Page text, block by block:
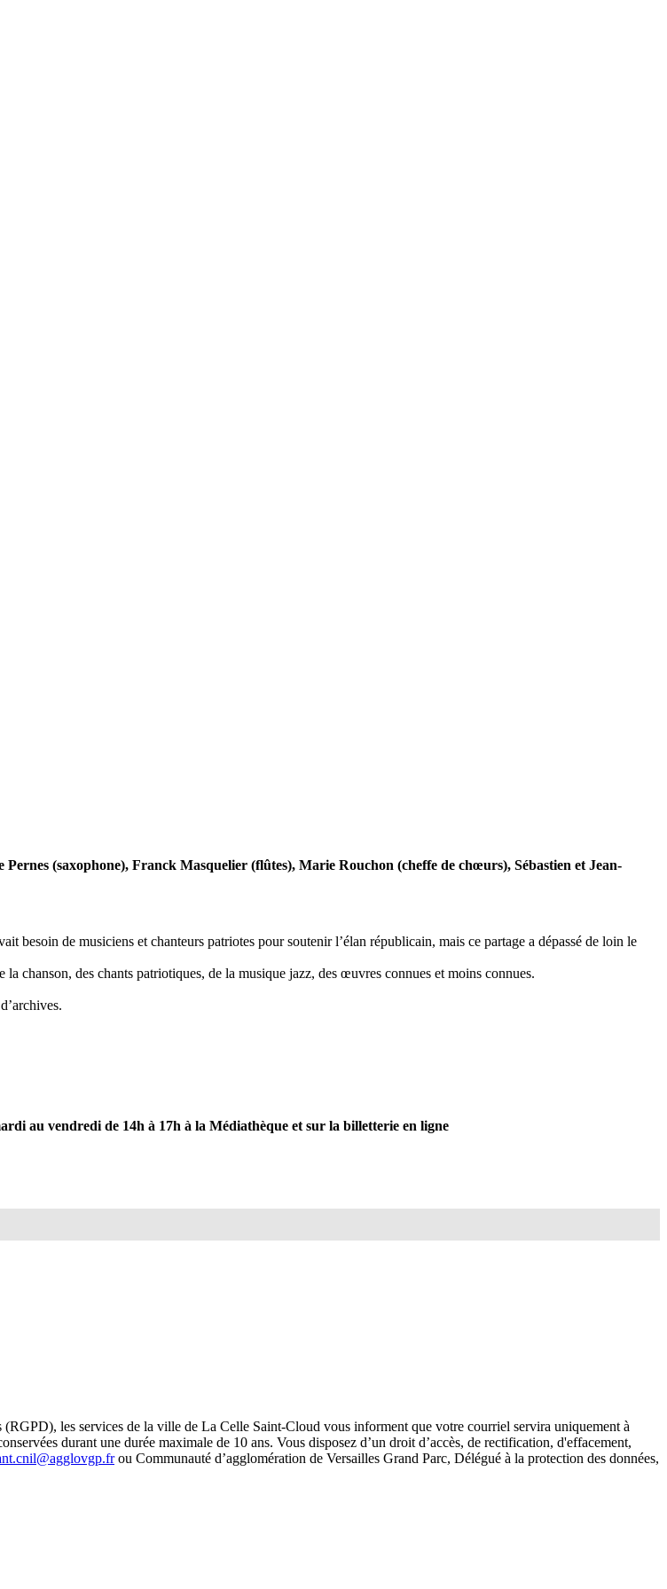
(saxophone), Franck Masquelier (flûtes), Marie Rouchon (cheffe de chœurs), Sébastien et Jean-
besoin de musiciens et chanteurs patriotes pour soutenir l’élan républicain, mais ce partage a dépassé de loin le
chanson, des chants patriotiques, de la musique jazz, des œuvres connues et moins connues.
au vendredi de 14h à 17h à la Médiathèque et sur la billetterie en ligne
(RGPD), les services de la ville de La Celle Saint-Cloud vous informent que votre courriel servira uniquement à
durant une durée maximale de 10 ans. Vous disposez d’un droit d’accès, de rectification, d'effacement,
ou Communauté d’agglomération de Versailles Grand Parc, Délégué à la protection des données,